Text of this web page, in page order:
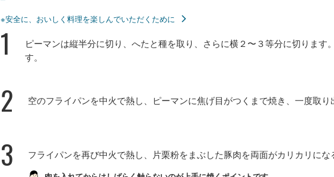
※安全に、おいしく料理を楽しんでいただくために
1
ピーマンは縦半分に切り、へたと種を取り、さらに横２〜３等分に切ります
す。
2 空のフライパンを中火で熱し、ピーマンに焦げ目がつくまで焼き、一度取り
3 フライパンを再び中火で熱し、片栗粉をまぶした豚肉を両面がカリカリにな